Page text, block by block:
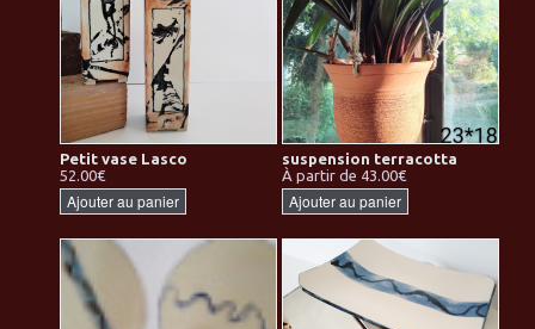
Petit vase Lasco
52.00€
Ajouter au panier
suspension terracotta
À partir de 43.00€
Ajouter au panier